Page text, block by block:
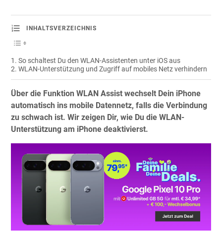
INHALTSVERZEICHNIS
So schaltest Du den WLAN-Assistenten unter iOS aus
WLAN-Unterstützung und Zugriff auf mobiles Netz verhindern
Über die Funktion WLAN Assist wechselt Dein iPhone
automatisch ins mobile Datennetz, falls die Verbindung
zu schwach ist. Wir zeigen Dir, wie Du die WLAN-
Unterstützung am iPhone deaktivierst.